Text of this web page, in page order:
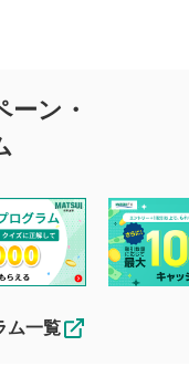
意
およびコメントの
をご理解のうえ、
い。
なるコメントをお
れたものとみなし
ーン・
ム一覧